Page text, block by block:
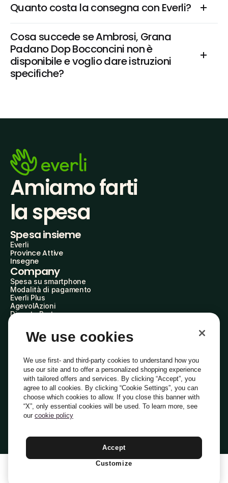
Quanto costa la consegna con Everli?
Cosa succede se Ambrosi, Grana
Padano Dop Bocconcini non è
disponibile e voglio dare istruzioni
specifiche?
Amiamo farti
la spesa
Spesa insieme
Everli
Province Attive
Insegne
Company
Spesa su smartphone
Modalità di pagamento
Everli Plus
AgevolAzioni
Diventa Partner
Everli Shoppers
About Us
Everli News
Domande frequenti
Lavora con noi
Diventa Shopper
Investitori
PrivacyCookiePreferenze Cookie
Termini e CondizioniCodice Etico
Indirizzo PEC: everli@pec.it - indirizzo DPO: dpo@everli.com
Italiano
We use cookies
We use first- and third-party cookies to understand how you
use our site and to offer a personalized shopping experience
with tailored offers and services. By clicking “Accept”, you
agree to all cookies. By clicking “Cookie Settings”, you can
choose which cookies to allow. If you close this banner with
“X”, only essential cookies will be used. To learn more, see
our cookie policy
Accept
Customize